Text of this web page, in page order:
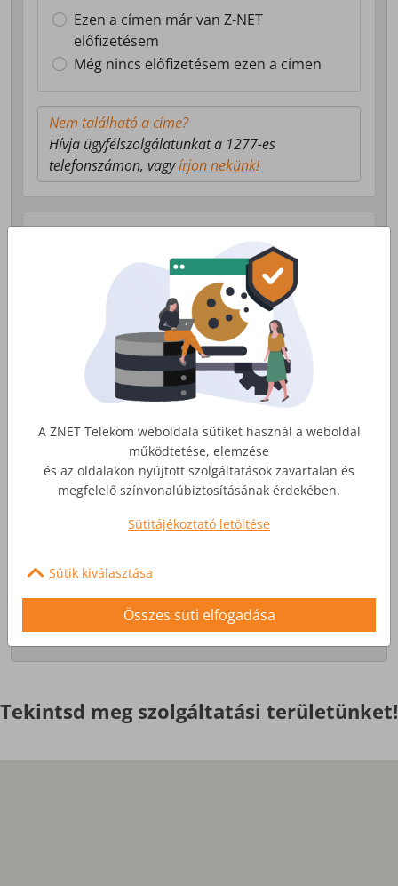
Ezen a címen már van Z-NET
előfizetésem
Még nincs előfizetésem ezen a címen
Nem található a címe?
Hívja ügyfélszolgálatunkat a 1277-es
telefonszámon, vagyírjon nekünk!
Válasszon milyen szolgáltatás érdekli!
Lakossági Internet
Otthoni internet, telefon és tv
szolgáltatás
Üzleti Internet
Nagyobb igényekre, egyedi
Érdekel
Tekintsd meg szolgáltatási területünket!
A ZNET Telekom weboldala sütiket használ a weboldal
működtetése, elemzése
és az oldalakon nyújtott szolgáltatások zavartalan és
megfelelő színvonalúbiztosításának érdekében.
Sütitájékoztató letöltése
Sütik kiválasztása
Összes süti elfogadása